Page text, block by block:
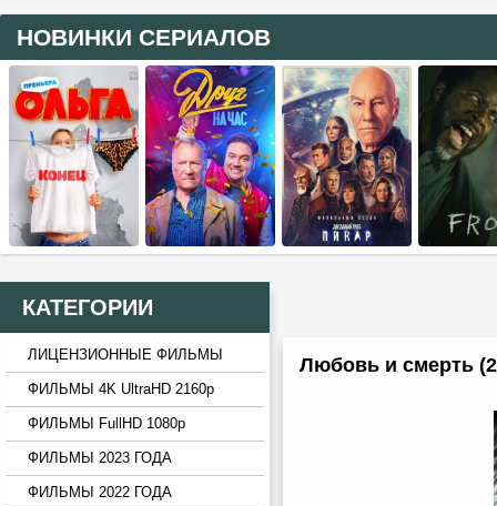
НОВИНКИ СЕРИАЛОВ
КАТЕГОРИИ
ЛИЦЕНЗИОННЫЕ ФИЛЬМЫ
ФИЛЬМЫ 4K UltraHD 2160p
ФИЛЬМЫ FullHD 1080p
ФИЛЬМЫ 2023 ГОДА
ФИЛЬМЫ 2022 ГОДА
Любовь и смерть